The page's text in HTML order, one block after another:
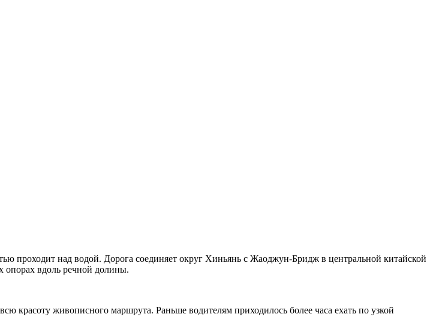
проходит над водой. Дорога соединяет округ Хиньянь с Жаоджун-Бридж в центральной китайской
вдоль речной долины.
красоту живописного маршрута. Раньше водителям приходилось более часа ехать по узкой